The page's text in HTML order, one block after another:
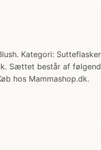
Kategori:
Sættet består af
hos Mammashop.dk.